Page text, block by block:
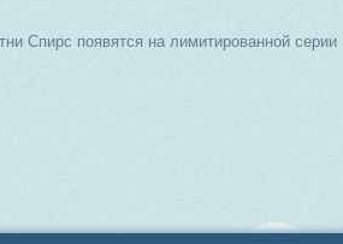
Спирс появятся на лимитированной серии